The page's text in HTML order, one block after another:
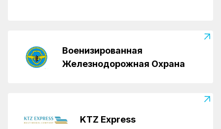
Военизированная
Железнодорожная Охрана
KTZ Express